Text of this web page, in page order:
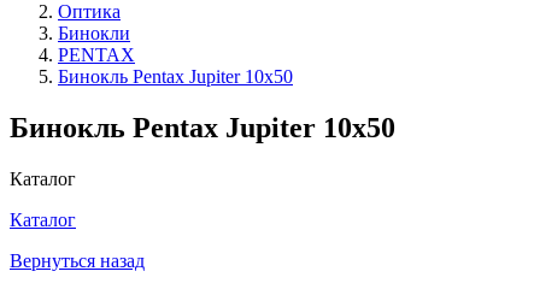
Оптика
Бинокли
PENTAX
Бинокль Pentax Jupiter 10x50
Бинокль Pentax Jupiter 10x50
Каталог
Каталог
Вернуться назад